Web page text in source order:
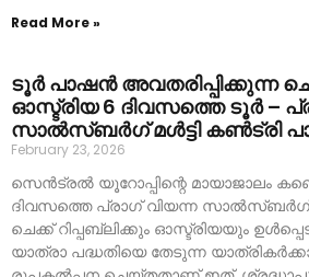
Read More »
ടൂർ പാഷൻ അവതരിപ്പിക്കുന്ന
ഓസ്ട്രിയ 6 ദിവസത്തെ ടൂർ –
സാൽസ്ബർഗ് മൾട്ടി കൺട്രി
February 23, 2026
സെൻട്രൽ യൂറോപ്പിന്റെ മായാജാലം
ദിവസത്തെ പ്രാഗ് വിയന്ന സാൽസ്ബർഗ്
ചെക്ക് റിപ്പബ്ലിക്കും ഓസ്ട്രിയയും
യാത്രാ പദ്ധതിയെ തേടുന്ന